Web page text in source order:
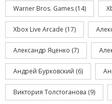
Warner Bros. Games (14)
Xbox Live Arcade (17)
Александр Яценко (7)
Андрей Бурковский (6)
Виктория Толстоганова (9)